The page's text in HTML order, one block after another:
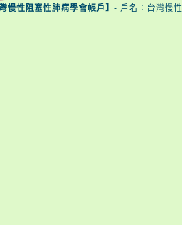
灣慢性阻塞性肺病學會帳戶】 - 戶名：台灣慢